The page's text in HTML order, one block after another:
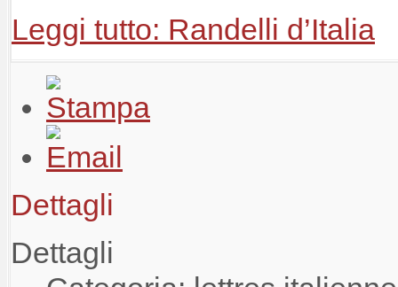
Leggi tutto: Randelli d’Italia
Dettagli
Dettagli